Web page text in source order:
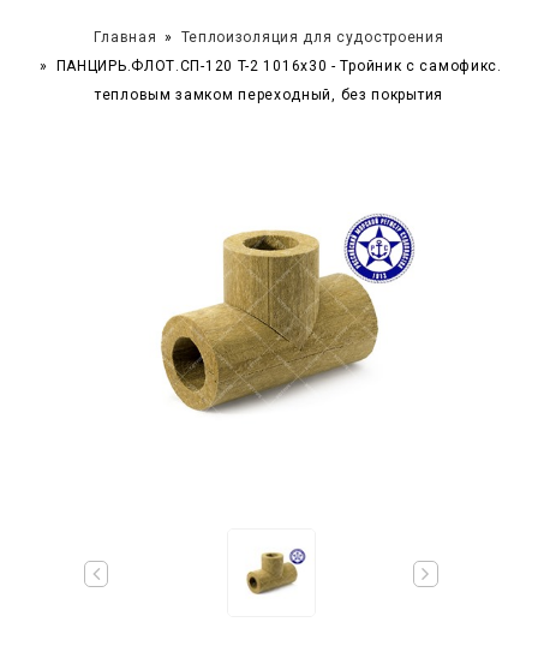
Главная
Теплоизоляция для судостроения
ПАНЦИРЬ.ФЛОТ.СП-120 T-2 1016x30 - Тройник c самофикс.
тепловым замком переходный, без покрытия